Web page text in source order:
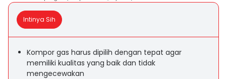
Intinya Sih
Kompor gas harus dipilih dengan tepat agar
memiliki kualitas yang baik dan tidak
mengecewakan